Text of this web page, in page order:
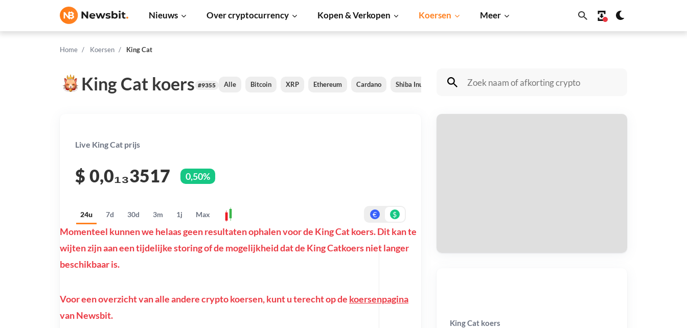
Nieuws Over cryptocurrency Kopen & Verkopen Koersen Meer
Home Koersen King Cat
King Cat koers #9355 Alle Bitcoin XRP Ethereum Cardano Shiba Inu Dogecoin Solana BNB
Live King Cat prijs
$ 0,0₁₃3517 0,50%
24u 7d 30d 3m 1j Max € $
Momenteel kunnen we helaas geen resultaten ophalen voor de King Cat koers. Dit kan te
wijten zijn aan een tijdelijke storing of de mogelijkheid dat de King Catkoers niet langer
beschikbaar is.
Voor een overzicht van alle andere crypto koersen, kunt u terecht op de koersenpagina
van Newsbit.
King Cat koers